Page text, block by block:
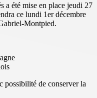
a été mise en place jeudi 27
ce lundi 1er décembre
Montpied.
possibilité de conserver la